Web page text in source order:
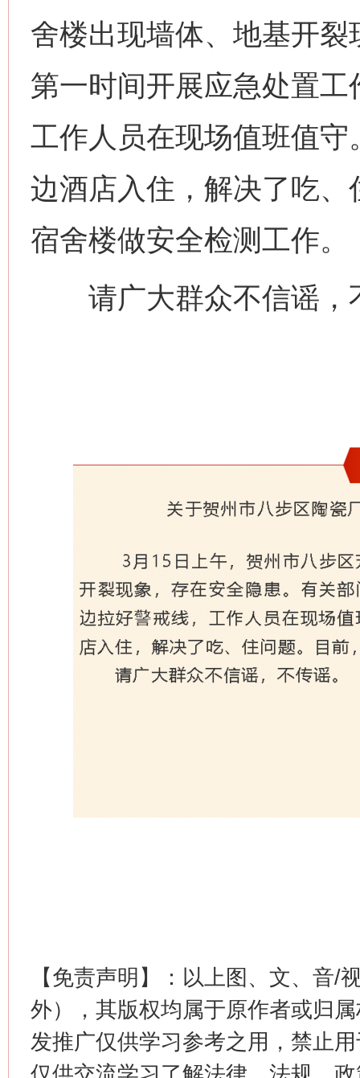
舍楼出现墙体、地基开
第一时间开展应急处置
工作人员在现场值班值
边酒店入住，解决了吃
宿舍楼做安全检测工作。
请广大群众不信谣，
【免责声明】：以上图、文、音/
外），其版权均属于原作者或归
发推广仅供学习参考之用，禁止